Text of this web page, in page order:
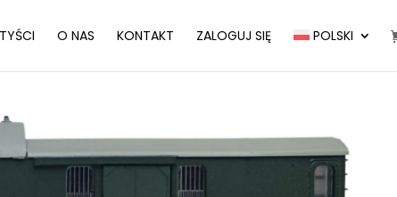
O NAS KONTAKT ZALOGUJ SIĘ POLSKI